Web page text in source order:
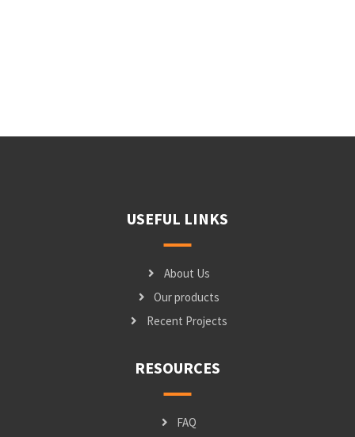
USEFUL LINKS
About Us
Our products
Recent Projects
RESOURCES
FAQ